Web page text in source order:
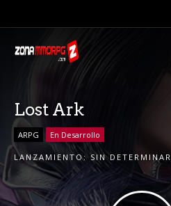
Lost Ark
ARPG En Desarrollo
LANZAMIENTO: SIN DETERMINAR